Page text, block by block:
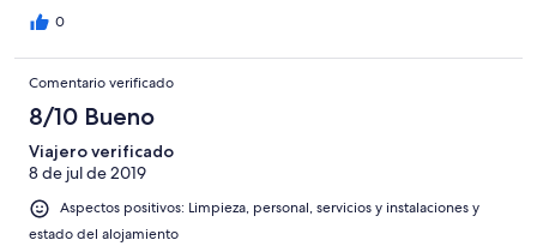
0
Comentario verificado
8/10 Bueno
Viajero verificado
8 de jul de 2019
Aspectos positivos: Limpieza, personal, servicios y instalaciones y
estado del alojamiento